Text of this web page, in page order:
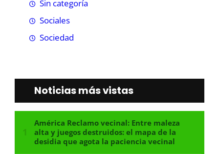
Sin categoría
Sociales
Sociedad
Noticias más vistas